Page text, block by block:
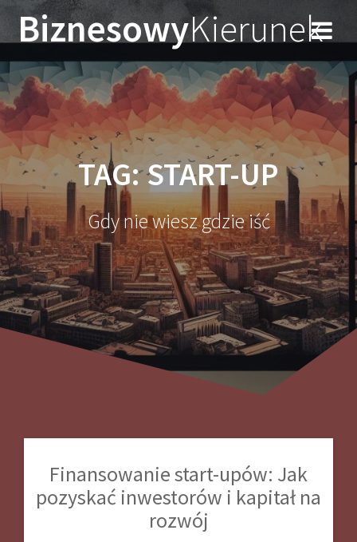
Przejdź
do
treści
BiznesowyKierunek
TAG:START-UP
Gdy nie wiesz gdzie iść
Finansowanie start-upów: Jak
pozyskać inwestorów i kapitał na
rozwój